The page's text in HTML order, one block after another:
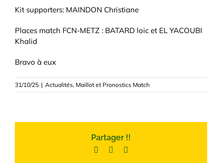
Kit supporters: MAINDON Christiane
Places match FCN-METZ : BATARD loic et EL YACOUBI
Khalid
Bravo à eux
31/10/25 | Actualités, Maillot et Pronostics Match
Partager !!
Facebook
Twitter